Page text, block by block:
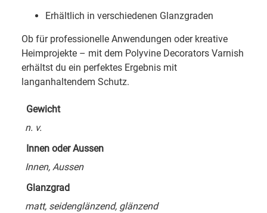
Erhältlich in verschiedenen Glanzgraden
Ob für professionelle Anwendungen oder kreative
Heimprojekte – mit dem Polyvine Decorators Varnish
erhältst du ein perfektes Ergebnis mit
langanhaltendem Schutz.
Gewicht
n. v.
Innen oder Aussen
Innen, Aussen
Glanzgrad
matt, seidenglänzend, glänzend